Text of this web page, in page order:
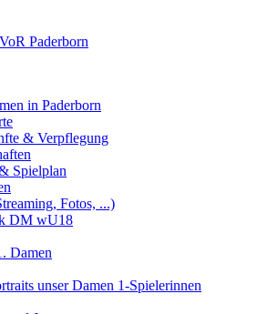
in Paderborn
& Verpflegung
Spielplan
Fotos, ...)
DM wU18
Damen
unser Damen 1-Spielerinnen